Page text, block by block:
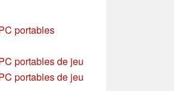
portables
portables de jeu
portables de jeu